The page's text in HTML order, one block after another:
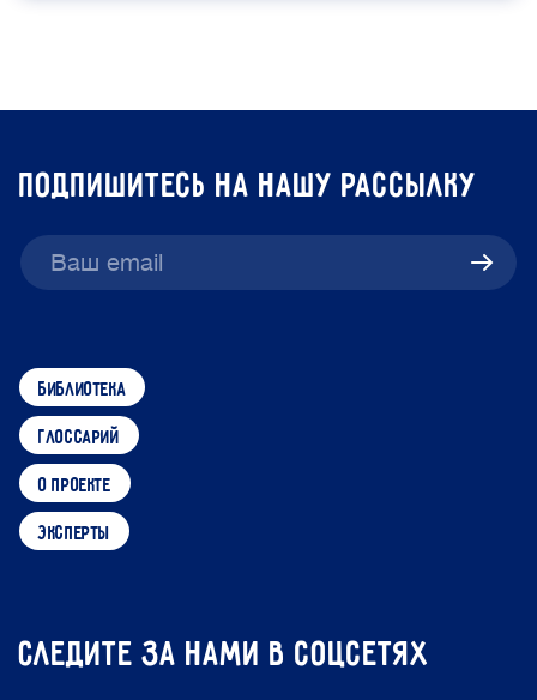
подпишитесь на нашу рассылку
библиотека
глоссарий
о проекте
эксперты
Следите за нами в соцсетях